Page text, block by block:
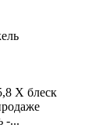
Х блеск
-...